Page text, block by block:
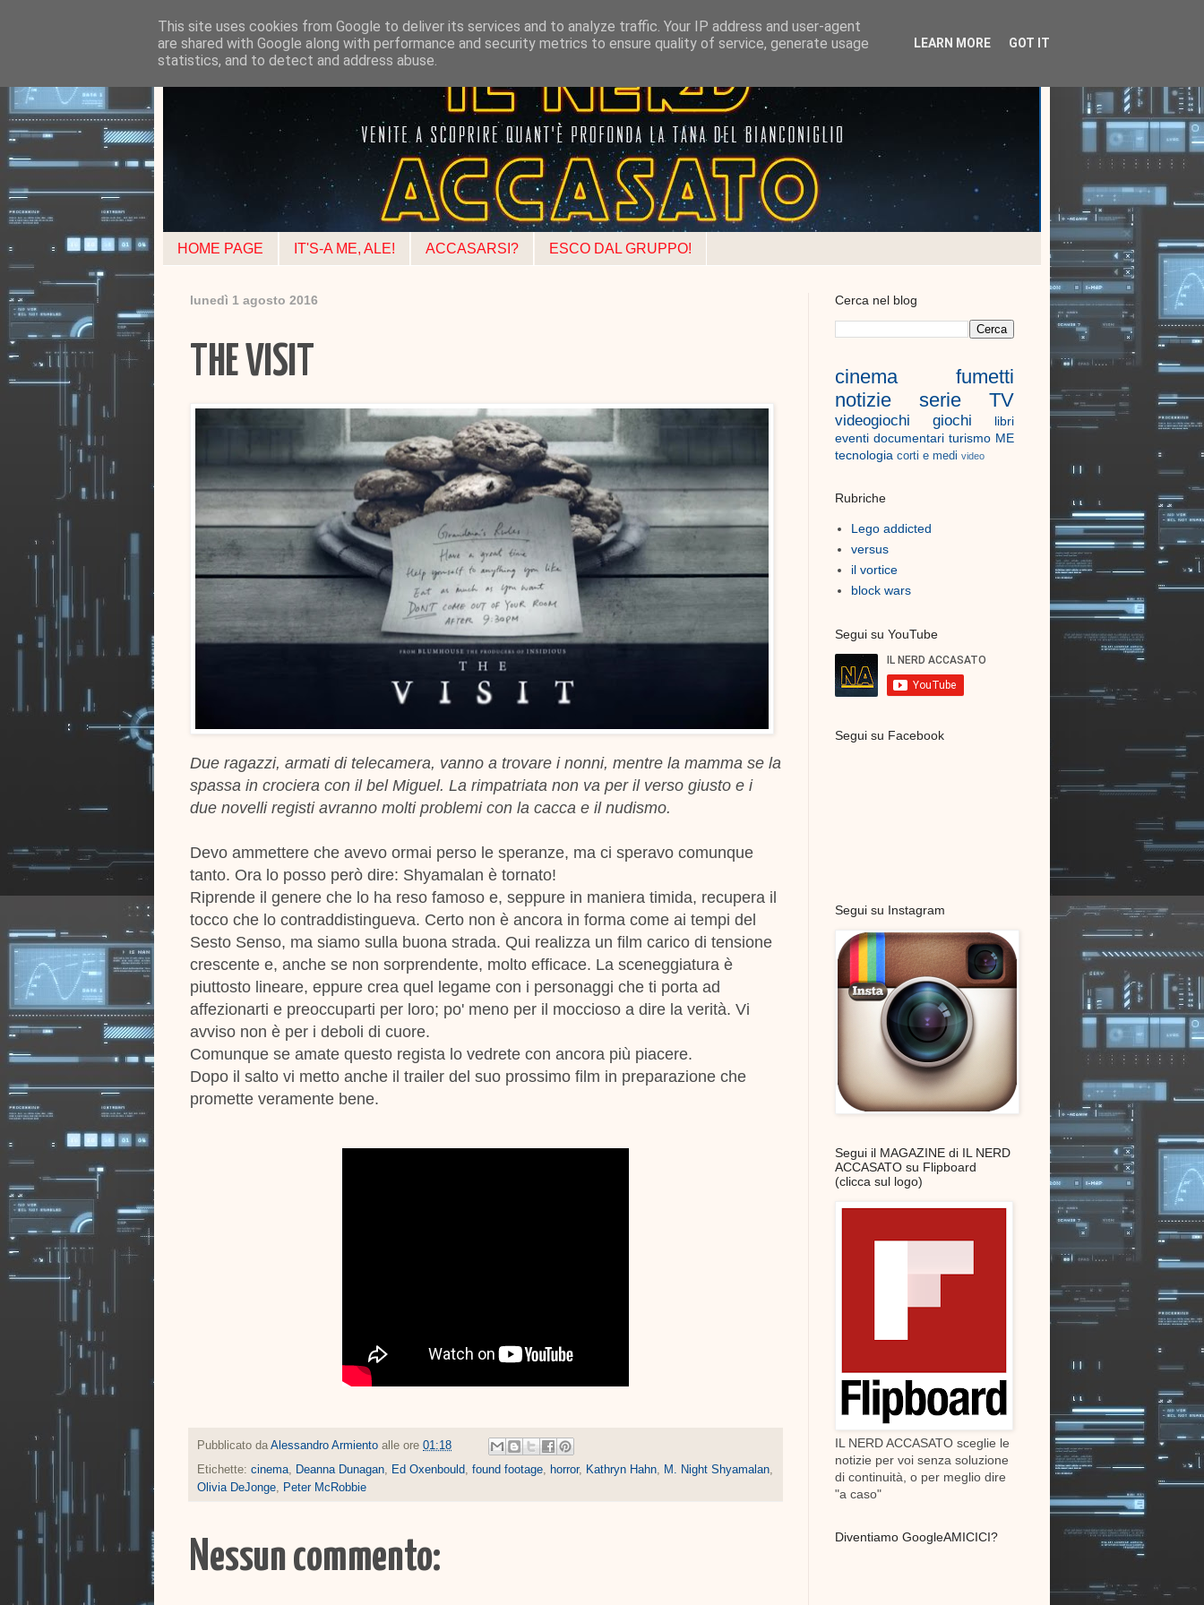
HOME PAGE IT'S-A ME, ALE! ACCASARSI? ESCO DAL GRUPPO!
lunedì 1 agosto 2016
THE VISIT
Due ragazzi, armati di telecamera, vanno a trovare i nonni, mentre la mamma se la
spassa in crociera con il bel Miguel. La rimpatriata non va per il verso giusto e i
due novelli registi avranno molti problemi con la cacca e il nudismo.
Devo ammettere che avevo ormai perso le speranze, ma ci speravo comunque
tanto. Ora lo posso però dire: Shyamalan è tornato!
Riprende il genere che lo ha reso famoso e, seppure in maniera timida, recupera il
tocco che lo contraddistingueva. Certo non è ancora in forma come ai tempi del
Sesto Senso, ma siamo sulla buona strada. Qui realizza un film carico di tensione
crescente e, anche se non sorprendente, molto efficace. La sceneggiatura è
piuttosto lineare, eppure crea quel legame con i personaggi che ti porta ad
affezionarti e preoccuparti per loro; po' meno per il moccioso a dire la verità. Vi
avviso non è per i deboli di cuore.
Comunque se amate questo regista lo vedrete con ancora più piacere.
Dopo il salto vi metto anche il trailer del suo prossimo film in preparazione che
promette veramente bene.
Pubblicato da Alessandro Armiento alle ore 01:18
Etichette: cinema, Deanna Dunagan, Ed Oxenbould, found footage, horror, Kathryn Hahn, M. Night Shyamalan,
Olivia DeJonge, Peter McRobbie
Nessun commento:
Cerca nel blog
cinema
fumetti
notizie
serie TV
videogiochi giochi
libri
eventi documentari turismo ME
tecnologia corti e medi video
Rubriche
Lego addicted
versus
il vortice
block wars
Segui su YouTube
Segui su Facebook
Segui su Instagram
Segui il MAGAZINE di IL NERD
ACCASATO su Flipboard
(clicca sul logo)
IL NERD ACCASATO sceglie le
notizie per voi senza soluzione
di continuità, o per meglio dire
"a caso"
Diventiamo GoogleAMICICI?
This site uses cookies from Google to deliver its services and to analyze traffic. Your IP address and user-agent
are shared with Google along with performance and security metrics to ensure quality of service, generate usage
statistics, and to detect and address abuse.
LEARN MORE GOT IT